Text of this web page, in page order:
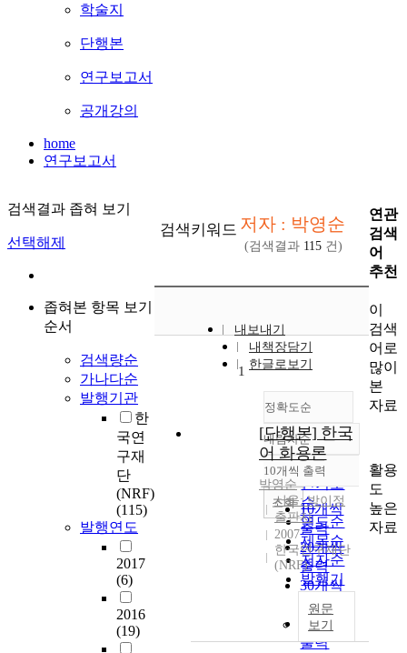
학술지
단행본
연구보고서
공개강의
home
연구보고서
검색결과 좁혀 보기
선택해제
좁혀본 항목 보기
순서
검색량순
가나다순
발행기관
한
국연
구재
단
(NRF)
(115)
발행연도
2017
(6)
2016
(19)
검색키워드 저자 : 박영순
(검색결과 115 건)
내보내기
내책장담기
한글로보기
정확도순
정확도
순
인기도
순
연도순
제목순
저자순
발행기
내림차순
내림차순
10개씩 출력
10개씩
출력
20개씩
출력
30개씩
출력
50개씩
출력
조회
1
[단행본] 한국
어 화용론
박영순
서울: 박이정
출판사
2007
한국연구재단
(NRF)
원문
보기
연관
검색
어
추천
이
검색
어로
많이
본
자료
활용
도
높은
자료